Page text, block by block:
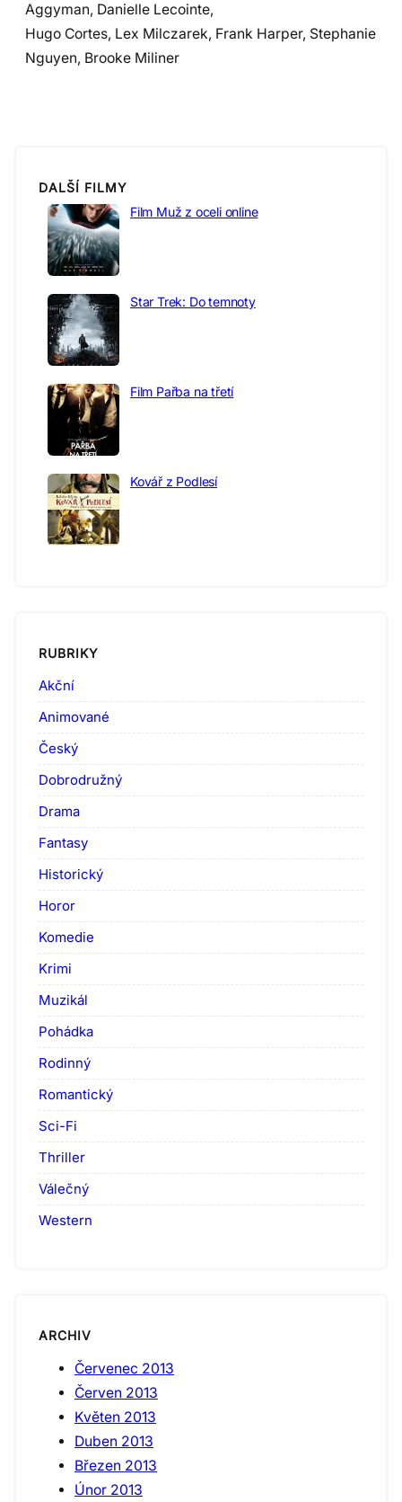
Aggyman, Danielle Lecointe,
Hugo Cortes, Lex Milczarek, Frank Harper, Stephanie
Nguyen, Brooke Miliner
DALŠÍ FILMY
Film Muž z oceli online
Star Trek: Do temnoty
Film Pařba na třetí
Kovář z Podlesí
RUBRIKY
Akční
Animované
Český
Dobrodružný
Drama
Fantasy
Historický
Horor
Komedie
Krimi
Muzikál
Pohádka
Rodinný
Romantický
Sci-Fi
Thriller
Válečný
Western
ARCHIV
Červenec 2013
Červen 2013
Květen 2013
Duben 2013
Březen 2013
Únor 2013